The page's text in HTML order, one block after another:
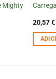
Mighty
20,57€